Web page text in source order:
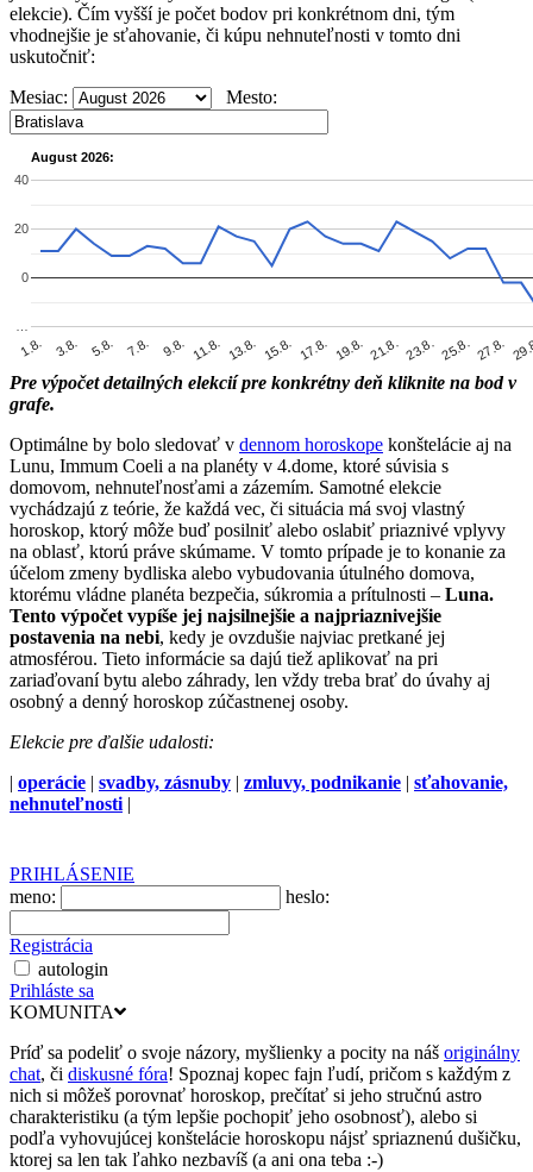
elekcie). Čím vyšší je počet bodov pri konkrétnom dni, tým
vhodnejšie je sťahovanie, či kúpu nehnuteľnosti v tomto dni
uskutočniť:
Mesiac:
Mesto:
August 2026:
1.8. 3.8. 5.8. 7.8. 9.8. 11.8. 13.8. 15.8. 17.8. 19.8. 21.8. 23.8. 25.8. 27.8.
…
0
20
40
Pre výpočet detailných elekcií pre konkrétny deň kliknite na bod v
grafe.
Optimálne by bolo sledovať v dennom horoskope konštelácie aj na
Lunu, Immum Coeli a na planéty v 4.dome, ktoré súvisia s
domovom, nehnuteľnosťami a zázemím. Samotné elekcie
vychádzajú z teórie, že každá vec, či situácia má svoj vlastný
horoskop, ktorý môže buď posilniť alebo oslabiť priaznivé vplyvy
na oblasť, ktorú práve skúmame. V tomto prípade je to konanie za
účelom zmeny bydliska alebo vybudovania útulného domova,
ktorému vládne planéta bezpečia, súkromia a prítulnosti – Luna.
Tento výpočet vypíše jej najsilnejšie a najpriaznivejšie
postavenia na nebi, kedy je ovzdušie najviac pretkané jej
atmosférou. Tieto informácie sa dajú tiež aplikovať na pri
zariaďovaní bytu alebo záhrady, len vždy treba brať do úvahy aj
osobný a denný horoskop zúčastnenej osoby.
Elekcie pre ďalšie udalosti:
| operácie | svadby, zásnuby | zmluvy, podnikanie | sťahovanie,
nehnuteľnosti |
PRIHLÁSENIE
meno:
heslo:
Registrácia
autologin
Prihláste sa
KOMUNITA
Príď sa podeliť o svoje názory, myšlienky a pocity na náš originálny
chat, či diskusné fóra! Spoznaj kopec fajn ľudí, pričom s každým z
nich si môžeš porovnať horoskop, prečítať si jeho stručnú astro
charakteristiku (a tým lepšie pochopiť jeho osobnosť), alebo si
podľa vyhovujúcej konštelácie horoskopu nájsť spriaznenú dušičku,
ktorej sa len tak ľahko nezbavíš (a ani ona teba :-)